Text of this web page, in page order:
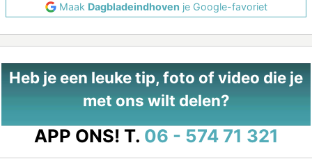
Maak Dagbladeindhoven je Google-favoriet
Heb je een leuke tip, foto of video die je
met ons wilt delen?
APP ONS! T. 06 - 574 71 321